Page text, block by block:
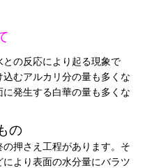
との反応により起る現象で
むアルカリ分の量も多くな
発生する白華の量も多くな
の
押さえ工程があります。そ
より表面の水分量にバラツ